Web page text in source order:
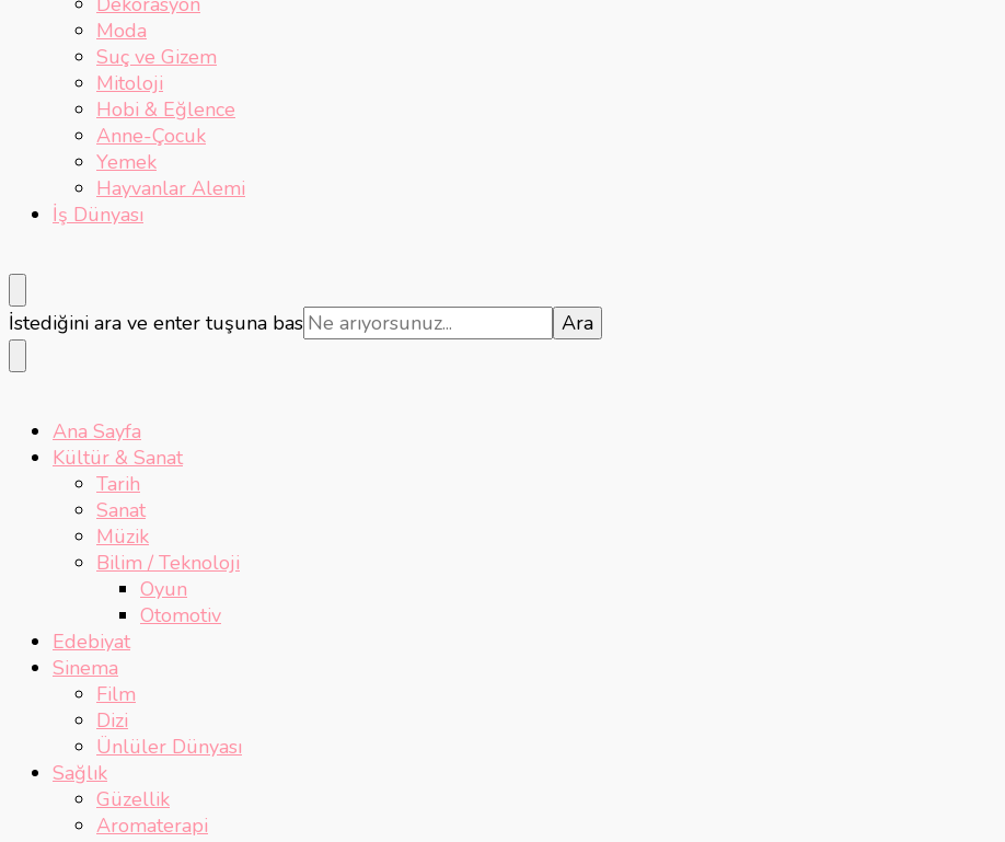
Moda
Suç ve Gizem
Mitoloji
Hobi & Eğlence
Anne-Çocuk
Yemek
Hayvanlar Alemi
İş Dünyası
Bir
şey
mi
İstediğini ara ve enter tuşuna bas
Ana Sayfa
Kültür & Sanat
Tarih
Sanat
Müzik
Bilim / Teknoloji
Oyun
Otomotiv
Edebiyat
Sinema
Film
Dizi
Ünlüler Dünyası
Sağlık
Güzellik
Aromaterapi